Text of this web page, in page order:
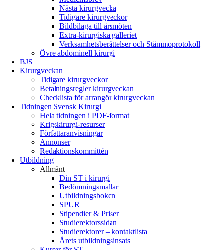
Nästa kirurgvecka
Tidigare kirurgveckor
Bildbilaga till årsmöten
Extra-kirurgiska galleriet
Verksamhetsberättelser och Stämmoprotokoll
Övre abdominell kirurgi
BJS
Kirurgveckan
Tidigare kirurgveckor
Betalningsregler kirurgveckan
Checklista för arrangör kirurgveckan
Tidningen Svensk Kirurgi
Hela tidningen i PDF-format
Krigskirurgi-resurser
Författaranvisningar
Annonser
Redaktionskommittén
Utbildning
Allmänt
Din ST i kirurgi
Bedömningsmallar
Utbildningsboken
SPUR
Stipendier & Priser
Studierektorssidan
Studierektorer – kontaktlista
Årets utbildningsinsats